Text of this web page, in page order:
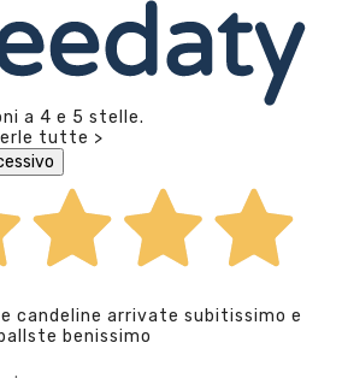
a 4 e 5 stelle.
tutte >
candeline arrivate subitissimo e
benissimo